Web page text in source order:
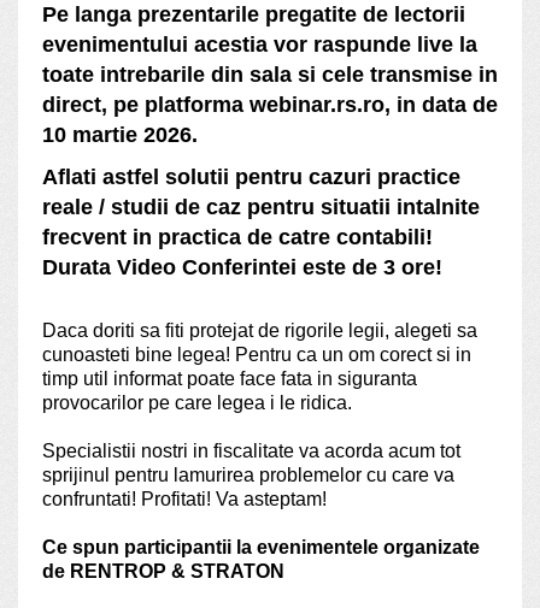
Pe langa prezentarile pregatite de lectorii
evenimentului acestia vor raspunde live la
toate intrebarile din sala si cele transmise in
direct, pe platforma webinar.rs.ro, in data de
10 martie 2026.
Aflati astfel solutii pentru cazuri practice
reale / studii de caz pentru situatii intalnite
frecvent in practica de catre contabili!
Durata Video Conferintei este de 3 ore!
Daca doriti sa fiti protejat de rigorile legii, alegeti sa
cunoasteti bine legea! Pentru ca un om corect si in
timp util informat poate face fata in siguranta
provocarilor pe care legea i le ridica.
Specialistii nostri in fiscalitate va acorda acum tot
sprijinul pentru lamurirea problemelor cu care va
confruntati! Profitati! Va asteptam!
Ce spun participantii la evenimentele organizate
de RENTROP & STRATON